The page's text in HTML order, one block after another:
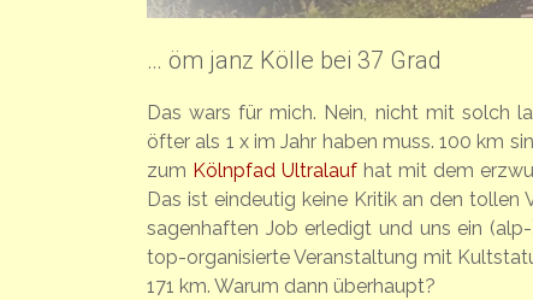
… öm janz Kölle bei 37 Grad
Das wars für mich. Nein, nicht mit solch
öfter als 1 x im Jahr haben muss. 100 km
zum Kölnpfad Ultralaufhat mit dem
Das ist eindeutig keine Kritik an den tollen
sagenhaften Job erledigt und uns ein
top-organisierte Veranstaltung mit
171 km. Warum dann überhaupt?